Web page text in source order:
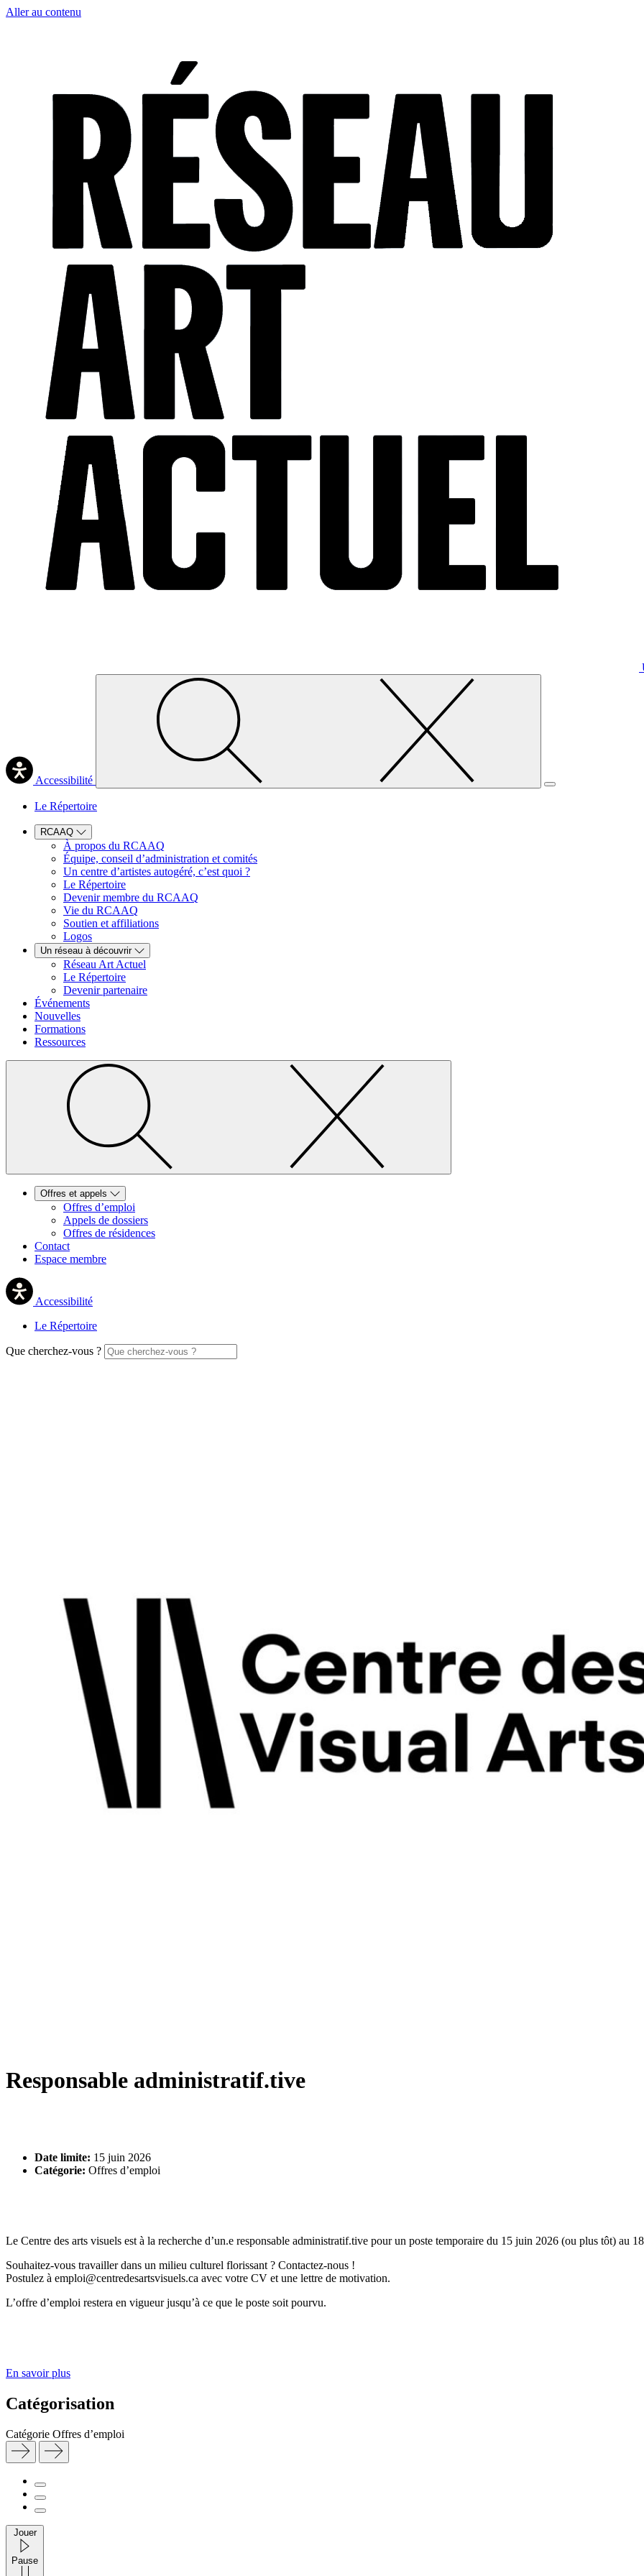
Aller au contenu
Accessibilité
Le Répertoire
RCAAQ
À propos du RCAAQ
Équipe, conseil d’administration et comités
Un centre d’artistes autogéré, c’est quoi ?
Le Répertoire
Devenir membre du RCAAQ
Vie du RCAAQ
Soutien et affiliations
Logos
Un réseau à découvrir
Réseau Art Actuel
Le Répertoire
Devenir partenaire
Événements
Nouvelles
Formations
Ressources
Offres et appels
Offres d’emploi
Appels de dossiers
Offres de résidences
Contact
Espace membre
Accessibilité
Le Répertoire
Que cherchez-vous ?
Responsable administratif.tive
Date limite: 15 juin 2026
Catégorie: Offres d’emploi
Le Centre des arts visuels est à la recherche d’un.e responsable administratif.tive pour un poste temporaire du 15 juin 2026 (ou plus tôt) au
Souhaitez-vous travailler dans un milieu culturel florissant ? Contactez-nous !
Postulez à emploi@centredesartsvisuels.ca avec votre CV et une lettre de motivation.
L’offre d’emploi restera en vigueur jusqu’à ce que le poste soit pourvu.
En savoir plus
Catégorisation
Catégorie Offres d’emploi
Jouer
Pause